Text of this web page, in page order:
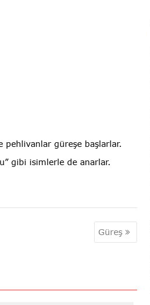
pehlivanlar güreşe başlarlar.
gibi isimlerle de anarlar.
Güreş